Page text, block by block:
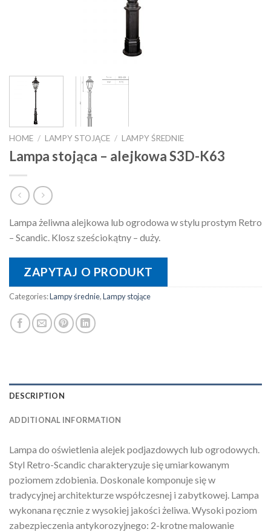
HOME / LAMPY STOJĄCE / LAMPY ŚREDNIE
Lampa stojąca – alejkowa S3D-K63
Lampa żeliwna alejkowa lub ogrodowa w stylu prostym Retro
– Scandic. Klosz sześciokątny – duży.
ZAPYTAJ O PRODUKT
Categories:Lampy średnie,Lampy stojące
DESCRIPTION
ADDITIONAL INFORMATION
Lampa do oświetlenia alejek podjazdowych lub ogrodowych.
Styl Retro-Scandic charakteryzuje się umiarkowanym
poziomem zdobienia. Doskonale komponuje się w
tradycyjnej architekturze współczesnej i zabytkowej. Lampa
wykonana ręcznie z wysokiej jakości żeliwa. Wysoki poziom
zabezpieczenia antykorozyjnego: 2-krotne malowanie